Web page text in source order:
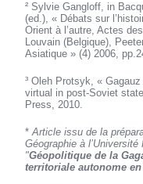
² Sylvie Gangloff, in
(ed.), « Débats sur
Orient à l’autre, Actes
Louvain (Belgique),
Asiatique » (4) 2006,
³ Oleh Protsyk, «
virtual in post-Soviet
Press, 2010.
*Article issu de la
Géographie à
"Géopolitique de la
territoriale autonome